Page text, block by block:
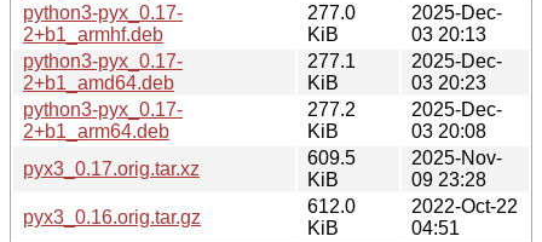
python3-pyx_0.17-
2+b1_armhf.deb
277.0
KiB
2025-Dec-
03 20:13
python3-pyx_0.17-
2+b1_amd64.deb
277.1
KiB
2025-Dec-
03 20:23
python3-pyx_0.17-
2+b1_arm64.deb
277.2
KiB
2025-Dec-
03 20:08
pyx3_0.17.orig.tar.xz
609.5
KiB
2025-Nov-
09 23:28
pyx3_0.16.orig.tar.gz
612.0
KiB
2022-Oct-22
04:51